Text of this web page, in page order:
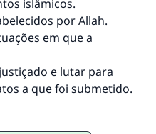
islâmicos.
por Allah.
em que a
e lutar para
a que foi submetido.